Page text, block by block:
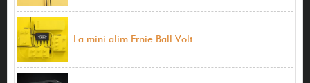
La mini alim Ernie Ball Volt